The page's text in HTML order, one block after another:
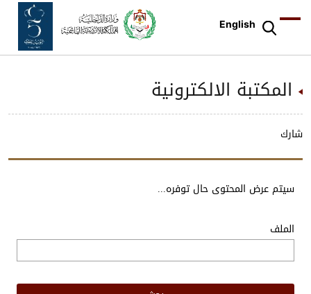
English
المكتبة الالكترونية
شارك
سيتم عرض المحتوى حال توفره...
الملف